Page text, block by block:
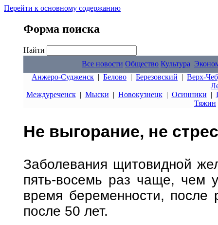
Перейти к основному содержанию
Форма поиска
Найти
Все новости Общество Культура
Анжеро-Судженск | Белово | Березовский | Верх-
Междуреченск| Мыски | Новокузнецк| Осинники |
Тяжин
Не выгорание, не
Заболевания щитовидной
пять-восемь раз чаще, чем
время беременности,
после 50 лет.